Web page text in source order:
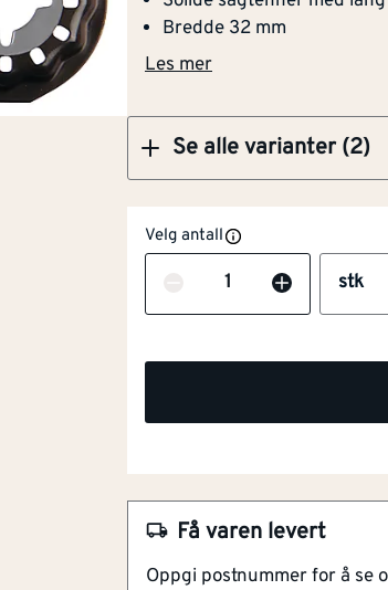
Bredde 32 mm
Les mer
Se alle varianter (2)
mm 20 tpi
Velg antall
Antall stk
Få varen levert
Oppgi postnummer for å se
Artikkelnummer 101287443
Solide sagtenner med